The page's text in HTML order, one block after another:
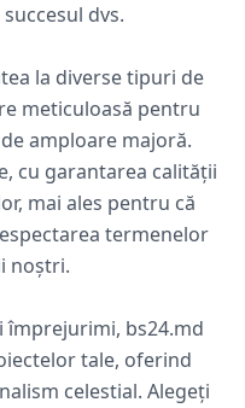
dvs.
la diverse tipuri de
meticuloasă pentru
amploare majoră.
cu garantarea calității
mai ales pentru că
termenelor
noștri.
împrejurimi, bs24.md
tale, oferind
celestial. Alegeți